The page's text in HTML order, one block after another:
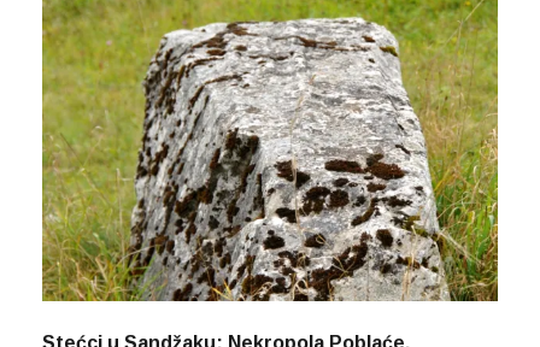
Stećci u Sandžaku: Nekropola Poblaće,